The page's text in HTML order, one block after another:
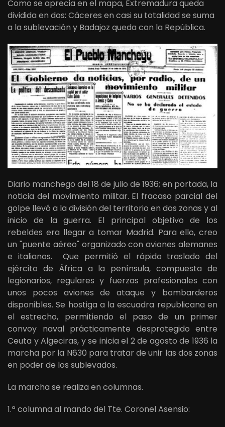
Como se aprecia en el mapa, Extremadura queda
dividida en dos: Cáceres en casi su totalidad se suma
a la sublevación y Badajoz queda con la República.
Diario manchego del 18 de julio de 1936; en portada, la
noticia del movimiento militar. El fracaso parcial del
golpe llevó a la división del territorio en dos zonas y al
inicio de la guerra. El principal objetivo de los
rebeldes era llegar a tomar Madrid. Para ello, creo
un "puente aéreo" organizado con aviones alemanes
e italianos. Que permitió el rápido traslado del
ejército de África a la península, compuesta de
legionarios, regulares y fuerzas profesionales con
unos pocos aviones de ataque y bombarderos
disponibles. Se hostiga a la escuadra republicana en
el estrecho, permitiendo el paso de un primer
convoy naval prácticamente desprotegido entre
Ceuta y Algeciras, y se inicia el 2 de agosto de 1936 la
marcha por la N630 para tratar de unir las dos zonas
en poder de los sublevados.
La marcha se realiza en columnas.
1.ª columna al mando del Tte. Coronel Asensio: